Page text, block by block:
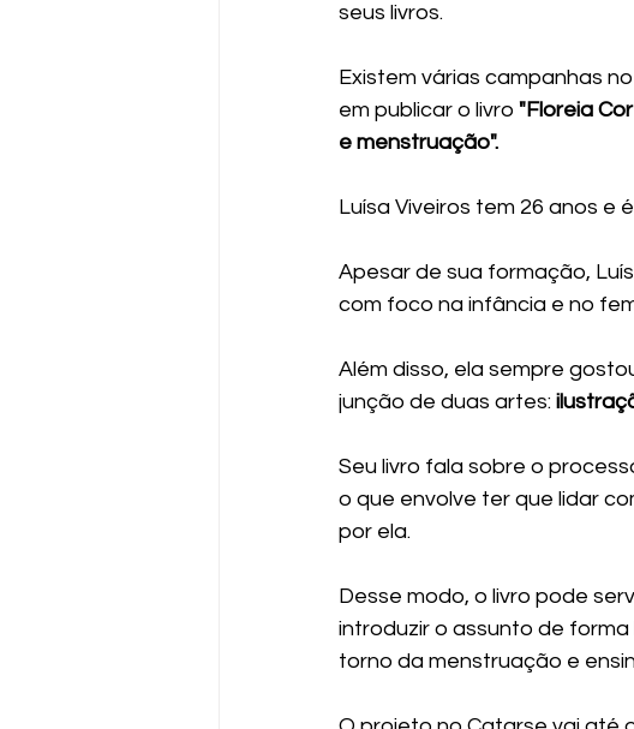
seus livros.
Existem várias campanhas
em publicar o livro "Floreia
e menstruação".
Luísa Viveiros tem 26 anos e
Apesar de sua formação,
com foco na infância e no
Além disso, ela sempre
junção de duas artes:
Seu livro fala sobre o
o que envolve ter que lidar
por ela.
Desse modo, o livro pode
introduzir o assunto de
torno da menstruação e